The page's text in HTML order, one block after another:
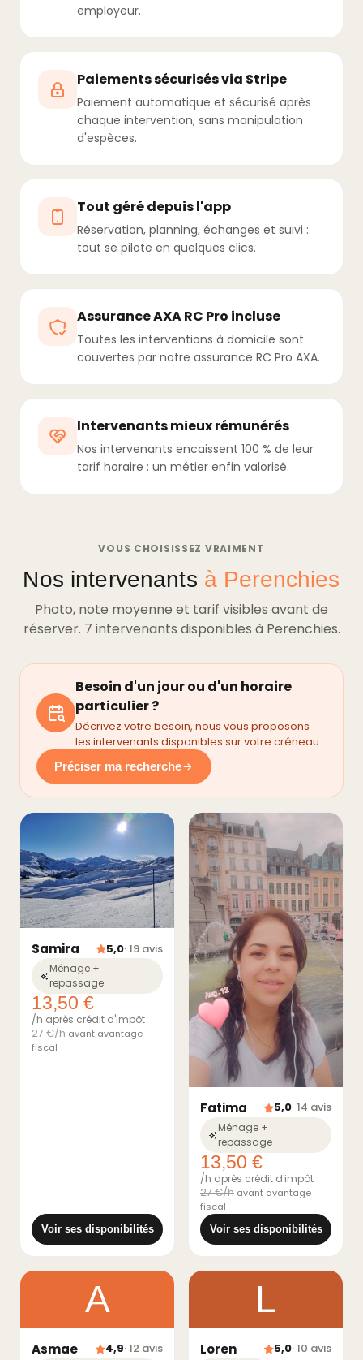
employeur.
Paiements sécurisés via Stripe
Paiement automatique et sécurisé après
chaque intervention, sans manipulation
d'espèces.
Tout géré depuis l'app
Réservation, planning, échanges et suivi :
tout se pilote en quelques clics.
Assurance AXA RC Pro incluse
Toutes les interventions à domicile sont
couvertes par notre assurance RC Pro AXA.
Intervenants mieux rémunérés
Nos intervenants encaissent 100 % de leur
tarif horaire : un métier enfin valorisé.
VOUS CHOISISSEZ VRAIMENT
Nos intervenants à Perenchies
Photo, note moyenne et tarif visibles avant de
réserver. 7 intervenants disponibles à Perenchies.
Besoin d'un jour ou d'un horaire
particulier ?
Décrivez votre besoin, nous vous proposons
les intervenants disponibles sur votre créneau.
Préciser ma recherche
Samira 5,0· 19 avis
Ménage +
repassage
13,50 €
/h après crédit d'impôt
27 €/h avant avantage
fiscal
Voir ses disponibilités
Fatima 5,0· 14 avis
Ménage +
repassage
13,50 €
/h après crédit d'impôt
27 €/h avant avantage
fiscal
Voir ses disponibilités
A
Asmae 4,9· 12 avis
L
Loren 5,0· 10 avis